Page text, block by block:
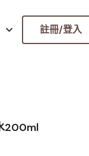
註冊/登入
200ml